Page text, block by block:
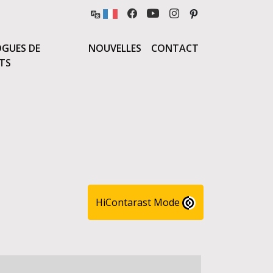
DE
NOUVELLES CONTACT
HiContarast Mode